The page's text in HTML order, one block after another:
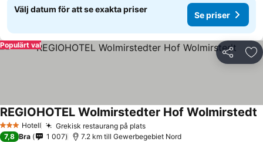
Välj datum för att se exakta priser
Se priser
Dela
Populärt val
3 StjärnorHotell Grekisk restaurang på plats
REGIOHOTEL Wolmirstedter Hof Wolmirstedt
7,8 Bra 1 007 7.2 km till Gewerbegebiet Nord